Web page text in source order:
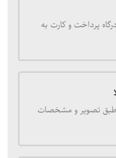
پرداخت و کارت به
طبق تصویر و مشخصات